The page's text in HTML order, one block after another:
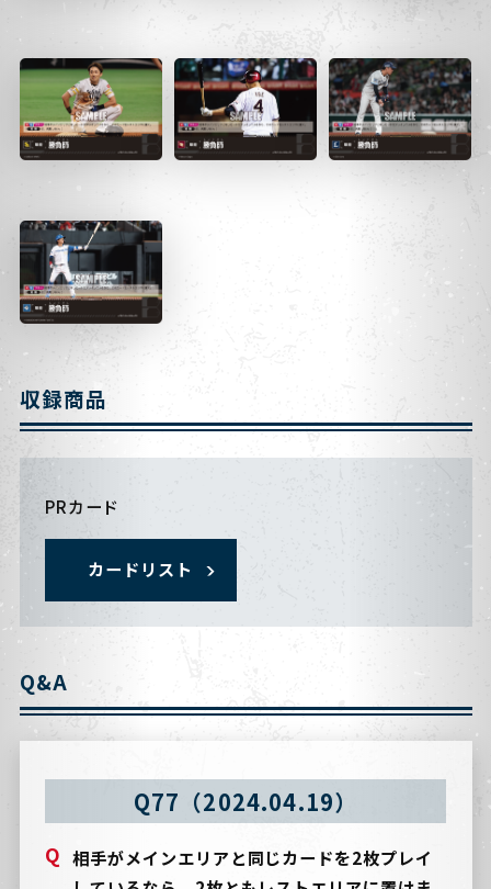
収録商品
PRカード
カードリスト
Q&A
Q77（2024.04.19）
相手がメインエリアと同じカードを2枚プレイ